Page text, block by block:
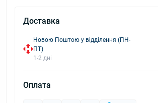
Доставка
Новою Поштою у відділення (ПН-
ПТ)
1-2 дні
Оплата